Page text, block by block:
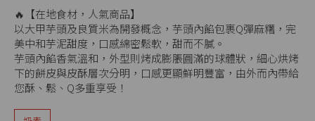
🔥【在地食材，人氣商品】
以大甲芋頭及良質米為開發概念，芋頭內餡包裹Q彈麻糬，完
美中和芋泥甜度，口感綿密鬆軟，甜而不膩。
芋頭內餡香氣溫和，外型則烤成膨脹圓滿的球體狀，細心烘烤
下的餅皮與皮酥層次分明，口感更顯鮮明豐富，由外而內帶給
您酥、鬆、Q多重享受！